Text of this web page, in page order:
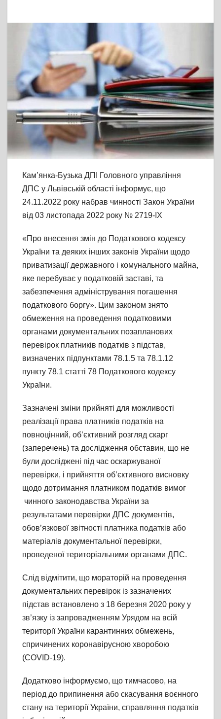
Кам’янка-Бузька ДПІ Головного управління
ДПС у Львівській області інформує, що
24.11.2022 року набрав чинності Закон України
від 03 листопада 2022 року № 2719-IX
«Про внесення змін до Податкового кодексу
України та деяких інших законів України щодо
приватизації державного і комунального майна,
яке перебуває у податковій заставі, та
забезпечення адміністрування погашення
податкового боргу». Цим законом знято
обмеження на проведення податковими
органами документальних позапланових
перевірок платників податків з підстав,
визначених підпунктами 78.1.5 та 78.1.12
пункту 78.1 статті 78 Податкового кодексу
України.
Зазначені зміни прийняті для можливості
реалізації права платників податків на
повноцінний, об’єктивний розгляд скарг
(заперечень) та дослідження обставин, що не
були досліджені під час оскаржуваної
перевірки, і прийняття об’єктивного висновку
щодо дотримання платником податків вимог
чинного законодавства України за
результатами перевірки ДПС документів,
обов’язкової звітності платника податків або
матеріалів документальної перевірки,
проведеної територіальними органами ДПС.
Слід відмітити, що мораторій на проведення
документальних перевірок із зазначених
підстав встановлено з 18 березня 2020 року у
зв’язку із запровадженням Урядом на всій
території України карантинних обмежень,
спричинених коронавірусною хворобою
(COVID-19).
Додатково інформуємо, що тимчасово, на
період до припинення або скасування воєнного
стану на території України, справляння податків